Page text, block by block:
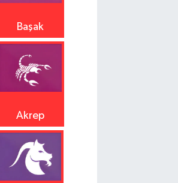
Başak
Akrep